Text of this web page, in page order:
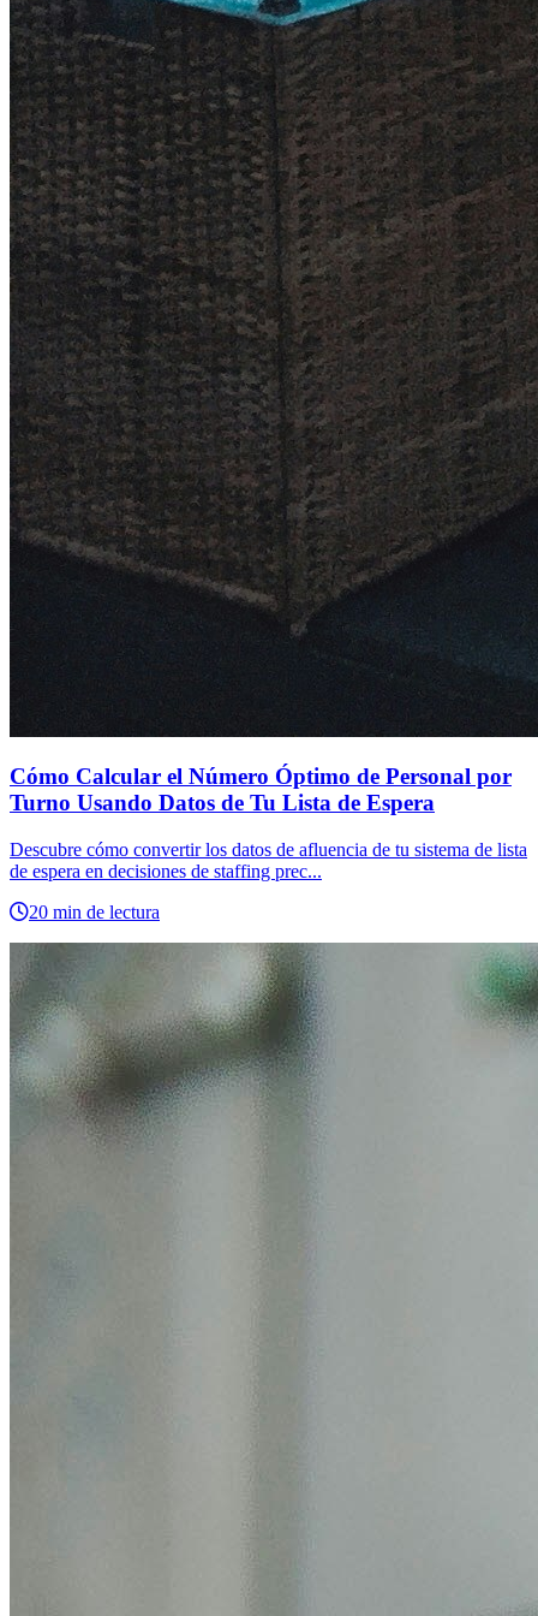
Cómo Calcular el Número Óptimo de Personal por
Turno Usando Datos de Tu Lista de Espera
Descubre cómo convertir los datos de afluencia de tu sistema de lista
de espera en decisiones de staffing prec...
20 min de lectura